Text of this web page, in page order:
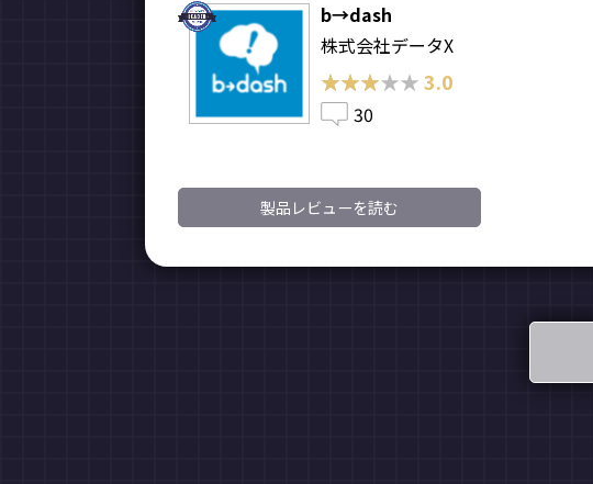
b→dash
株式会社データX
★★★★★
★★★★★3.0
30
製品レビューを読む